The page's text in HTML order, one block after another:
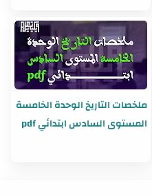
ملخصات التاريخ الوحدة الخامسة
المستوى السادس ابتدائي pdf